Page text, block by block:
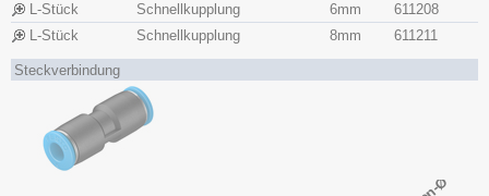
L-Stück Schnellkupplung 6mm
611208
L-Stück
Schnellkupplung 8mm 611211
Steckverbindung